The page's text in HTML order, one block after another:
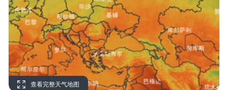
查看完整天气地图